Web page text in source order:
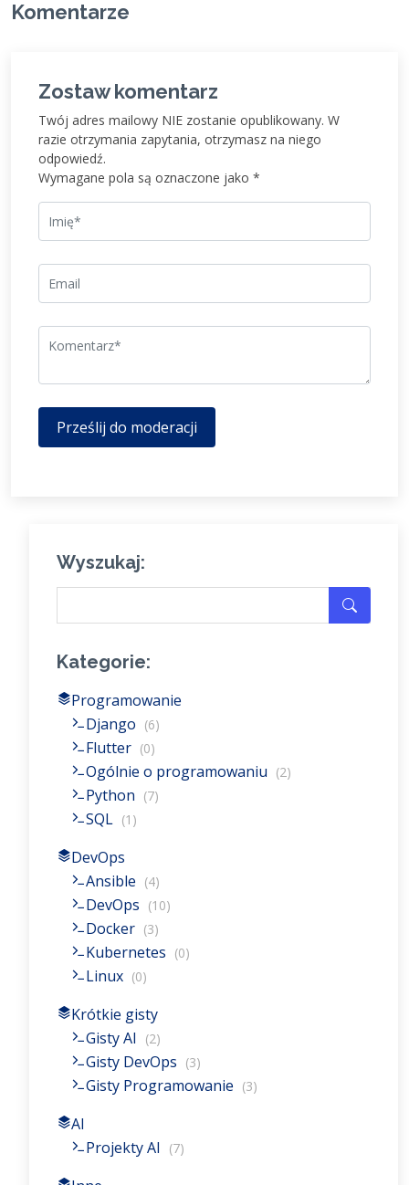
Komentarze
Zostaw komentarz
Twój adres mailowy NIE zostanie opublikowany. W
razie otrzymania zapytania, otrzymasz na niego
odpowiedź.
Wymagane pola są oznaczone jako *
Prześlij do moderacji
Wyszukaj:
Kategorie:
Programowanie
Django (6)
Flutter (0)
Ogólnie o programowaniu (2)
Python (7)
SQL (1)
DevOps
Ansible (4)
DevOps (10)
Docker (3)
Kubernetes (0)
Linux (0)
Krótkie gisty
Gisty AI
(2)
Gisty DevOps (3)
Gisty Programowanie (3)
AI
Projekty AI
(7)